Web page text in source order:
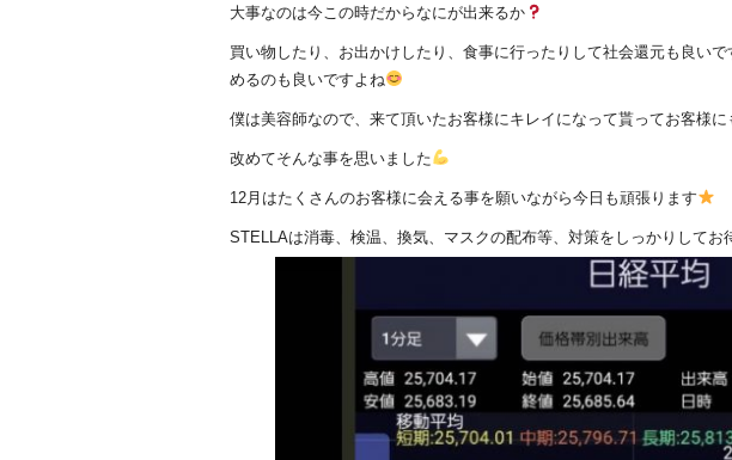
大事なのは今この時だからなにが出来るか
買い物したり、お出かけしたり、食事に行ったりして社会還元も良い
めるのも良いですよね
僕は美容師なので、来て頂いたお客様にキレイになって貰ってお客様
改めてそんな事を思いました
12月はたくさんのお客様に会える事を願いながら今日も頑張ります
STELLAは消毒、検温、換気、マスクの配布等、対策をしっかりしてお